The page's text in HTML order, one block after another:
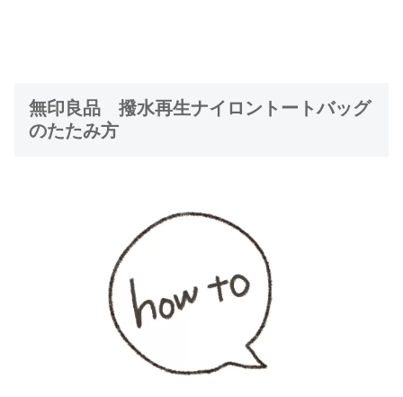
無印良品 撥水再生ナイロントートバッグ
のたたみ方